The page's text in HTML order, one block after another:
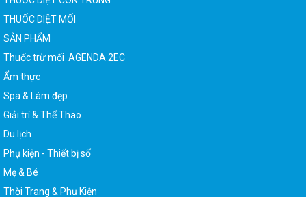
THUỐC DIỆT MỐI
SẢN PHẨM
Ẩm thực